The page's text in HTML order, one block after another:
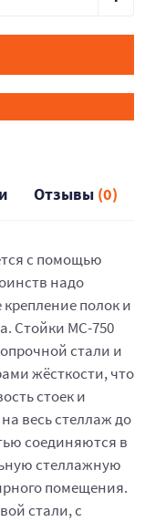
Отзывы (0)
с помощью
надо
полок и
Стойки МС-750
стали и
жёсткости, что
стоек и
весь стеллаж до
соединяются в
стеллажную
помещения.
стали, с